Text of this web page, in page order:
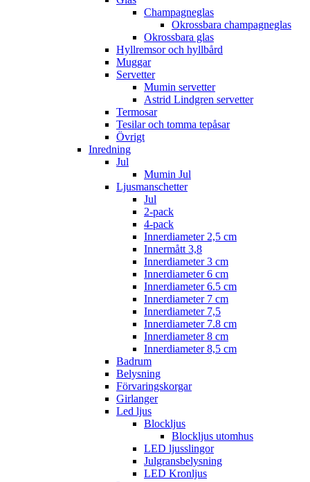
Champagneglas
Okrossbara champagneglas
Okrossbara glas
Hyllremsor och hyllbård
Muggar
Servetter
Mumin servetter
Astrid Lindgren servetter
Termosar
Tesilar och tomma tepåsar
Övrigt
Inredning
Jul
Mumin Jul
Ljusmanschetter
Jul
2-pack
4-pack
Innerdiameter 2,5 cm
Innermått 3,8
Innerdiameter 3 cm
Innerdiameter 6 cm
Innerdiameter 6.5 cm
Innerdiameter 7 cm
Innerdiameter 7,5
Innerdiameter 7.8 cm
Innerdiameter 8 cm
Innerdiameter 8,5 cm
Badrum
Belysning
Förvaringskorgar
Girlanger
Led ljus
Blockljus
Blockljus utomhus
LED ljusslingor
Julgransbelysning
LED Kronljus